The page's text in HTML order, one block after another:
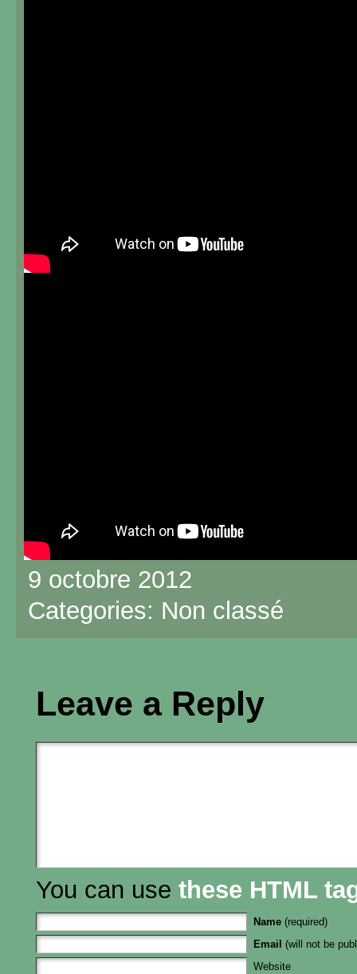
9 octobre 2012
Categories: Non classé
Leave a Reply
You can use these HTML
Name (required)
Email (will not be
Website